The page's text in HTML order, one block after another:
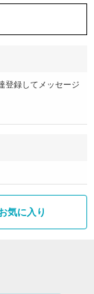
登録してメッセージ
気に入り